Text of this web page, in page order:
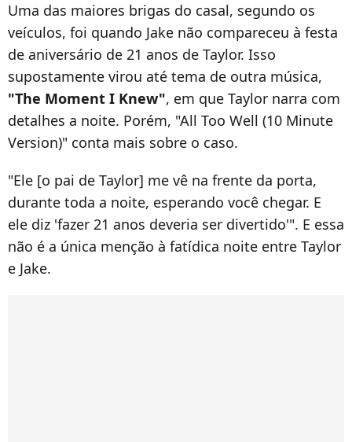
Uma das maiores brigas do casal, segundo os
veículos, foi quando Jake não compareceu à festa
de aniversário de 21 anos de Taylor. Isso
supostamente virou até tema de outra música,
"The Moment I Knew", em que Taylor narra com
detalhes a noite. Porém, "All Too Well (10 Minute
Version)" conta mais sobre o caso.
"Ele [o pai de Taylor] me vê na frente da porta,
durante toda a noite, esperando você chegar. E
ele diz 'fazer 21 anos deveria ser divertido'". E essa
não é a única menção à fatídica noite entre Taylor
e Jake.